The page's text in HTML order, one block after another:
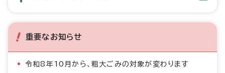
重要なお知らせ
令和8年10月から、粗大ごみの対象が変わります